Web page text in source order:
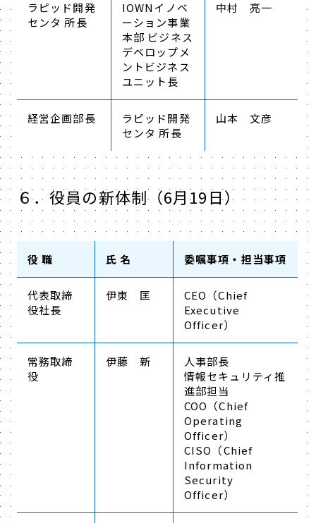
ラピッド開発
センタ 所長
IOWNイノベ
ーション事業
本部 ビジネス
デベロップメ
ントビジネス
ユニット長
中村 亮一
経営企画部長
ラピッド開発
センタ 所長
山本 文彦
６．役員の新体制（6月19日）
役 職 氏 名 委嘱事項・担当事項
代表取締
役社長
伊東 匡
CEO（Chief
Executive
Officer）
常務取締
役
伊藤 新
人事部長
情報セキュリティ推
進部担当
COO（Chief
Operating
Officer）
CISO（Chief
Information
Security
Officer）